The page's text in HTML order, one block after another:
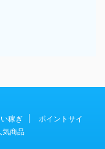
稼ぎ
ポイントサイ
気商品